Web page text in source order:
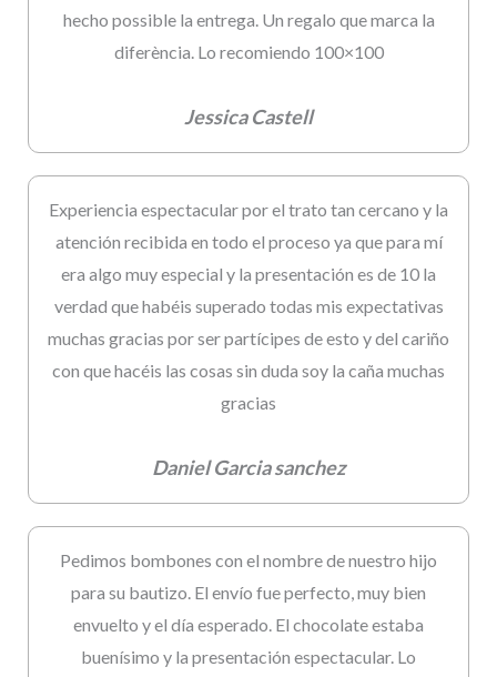
hecho possible la entrega. Un regalo que marca la
diferència. Lo recomiendo 100×100
Jessica Castell
Experiencia espectacular por el trato tan cercano y la
atención recibida en todo el proceso ya que para mí
era algo muy especial y la presentación es de 10 la
verdad que habéis superado todas mis expectativas
muchas gracias por ser partícipes de esto y del cariño
con que hacéis las cosas sin duda soy la caña muchas
gracias
Daniel Garcia sanchez
Pedimos bombones con el nombre de nuestro hijo
para su bautizo. El envío fue perfecto, muy bien
envuelto y el día esperado. El chocolate estaba
buenísimo y la presentación espectacular. Lo